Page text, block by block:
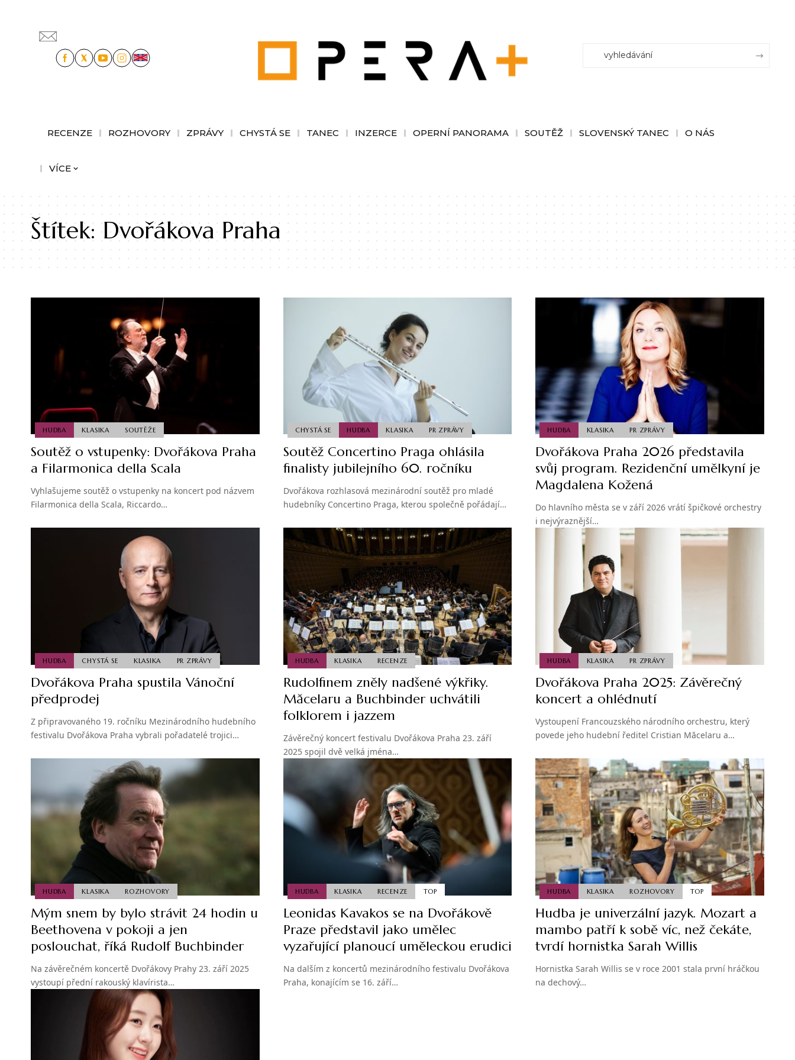
RECENZE ROZHOVORY ZPRÁVY CHYSTÁ SE TANEC INZERCE OPERNÍ PANORAMA SOUTĚŽ SLOVENSKÝ TANEC O NÁS
VÍCE
Štítek:Dvořákova Praha
HUDBA KLASIKA SOUTĚŽE
Soutěž o vstupenky: Dvořákova Praha
a Filarmonica della Scala
Vyhlašujeme soutěž o vstupenky na koncert pod názvem
Filarmonica della Scala, Riccardo…
CHYSTÁ SE HUDBA KLASIKA PR ZPRÁVY
Soutěž Concertino Praga ohlásila
finalisty jubilejního 60. ročníku
Dvořákova rozhlasová mezinárodní soutěž pro mladé
hudebníky Concertino Praga, kterou společně pořádají…
HUDBA KLASIKA PR ZPRÁVY
Dvořákova Praha 2026 představila
svůj program. Rezidenční umělkyní je
Magdalena Kožená
Do hlavního města se v září 2026 vrátí špičkové orchestry
i nejvýraznější…
HUDBA CHYSTÁ SE KLASIKA PR ZPRÁVY
Dvořákova Praha spustila Vánoční
předprodej
Z připravovaného 19. ročníku Mezinárodního hudebního
festivalu Dvořákova Praha vybrali pořadatelé trojici…
HUDBA KLASIKA RECENZE
Rudolfinem zněly nadšené výkřiky.
Măcelaru a Buchbinder uchvátili
folklorem i jazzem
Závěrečný koncert festivalu Dvořákova Praha 23. září
2025 spojil dvě velká jména…
HUDBA KLASIKA PR ZPRÁVY
Dvořákova Praha 2025: Závěrečný
koncert a ohlédnutí
Vystoupení Francouzského národního orchestru, který
povede jeho hudební ředitel Cristian Măcelaru a…
HUDBA KLASIKA ROZHOVORY
Mým snem by bylo strávit 24 hodin u
Beethovena v pokoji a jen
poslouchat, říká Rudolf Buchbinder
Na závěrečném koncertě Dvořákovy Prahy 23. září 2025
vystoupí přední rakouský klavírista…
HUDBA KLASIKA RECENZE TOP
Leonidas Kavakos se na Dvořákově
Praze představil jako umělec
vyzařující planoucí uměleckou erudici
Na dalším z koncertů mezinárodního festivalu Dvořákova
Praha, konajícím se 16. září…
HUDBA KLASIKA ROZHOVORY TOP
Hudba je univerzální jazyk. Mozart a
mambo patří k sobě víc, než čekáte,
tvrdí hornistka Sarah Willis
Hornistka Sarah Willis se v roce 2001 stala první hráčkou
na dechový…